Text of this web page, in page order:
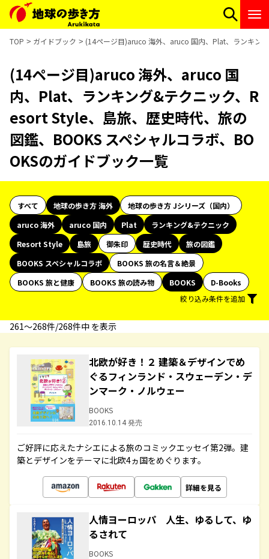
TOP ガイドブック (14ページ目)aruco 海外、aruco 国内、Plat、ランキン
(14ページ目)aruco 海外、aruco 国
内、Plat、ランキング&テクニック、R
esort Style、島旅、歴史時代、旅の
図鑑、BOOKS スペシャルコラボ、BO
OKSのガイドブック一覧
すべて 地球の歩き方 海外
地球の歩き方 Jシリーズ（国内）
aruco 海外
aruco 国内 Plat
ランキング&テクニック
Resort Style
島旅 御朱印 歴史時代
旅の図鑑
BOOKS スペシャルコラボ
BOOKS 旅の名言＆絶景
BOOKS 旅と健康
BOOKS 旅の読み物 BOOKS
D-Books
絞り込み条件を追加
261〜268件/268件中 を表示
北欧が好き！２ 建築＆デザインでめ
ぐるフィンランド・スウェーデン・デ
ンマーク・ノルウェー
BOOKS
2016.10.14 発売
ご好評に応えたナシエによる旅のコミックエッセイ第2弾。建
築とデザインをテーマに北欧4ヵ国をめぐります。
詳細を見る
人情ヨーロッパ 人生、ゆるして、ゆ
るされて
BOOKS